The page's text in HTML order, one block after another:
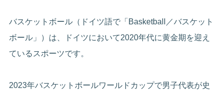
バスケットボール（ドイツ語で「Basketball／バスケット
ボール」）は、ドイツにおいて2020年代に黄金期を迎え
ているスポーツです。
2023年バスケットボールワールドカップで男子代表が史